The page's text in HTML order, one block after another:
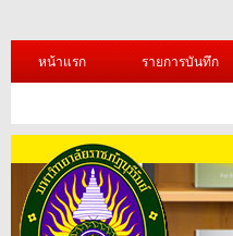
หน้าแรก รายการบันทึก